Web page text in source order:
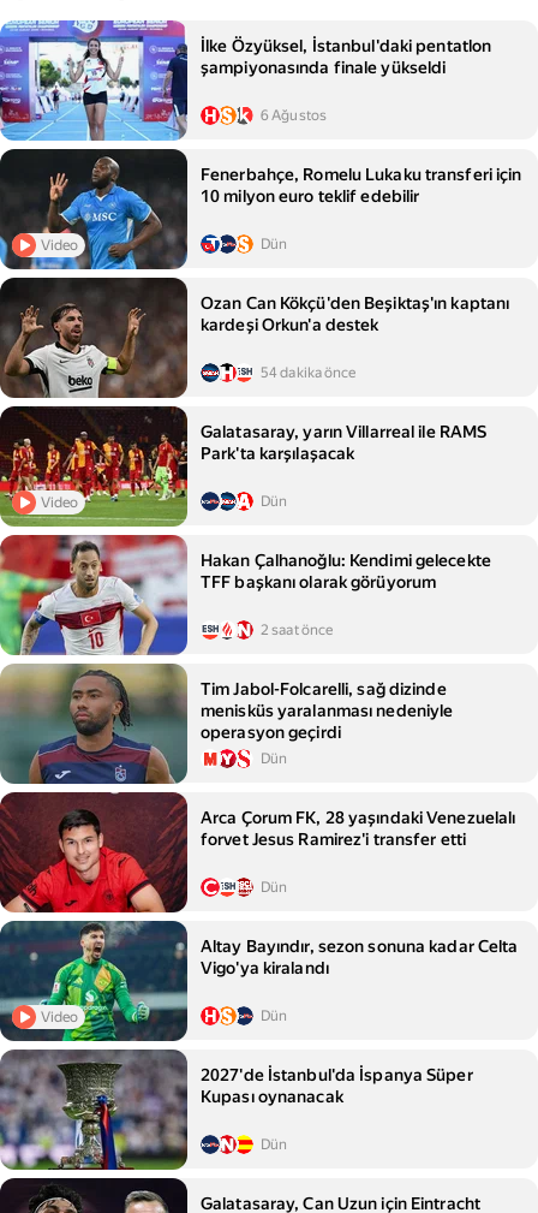
İlke Özyüksel, İstanbul'daki pentatlon
şampiyonasında finale yükseldi
6 Ağustos
Video
Fenerbahçe, Romelu Lukaku transferi için
10 milyon euro teklif edebilir
Dün
Ozan Can Kökçü'den Beşiktaş'ın kaptanı
kardeşi Orkun'a destek
54 dakika önce
Video
Galatasaray, yarın Villarreal ile RAMS
Park'ta karşılaşacak
Dün
Hakan Çalhanoğlu: Kendimi gelecekte
TFF başkanı olarak görüyorum
2 saat önce
Tim Jabol-Folcarelli, sağ dizinde
menisküs yaralanması nedeniyle
operasyon geçirdi
Dün
Arca Çorum FK, 28 yaşındaki Venezuelalı
forvet Jesus Ramirez'i transfer etti
Dün
Video
Altay Bayındır, sezon sonuna kadar Celta
Vigo'ya kiralandı
Dün
2027'de İstanbul'da İspanya Süper
Kupası oynanacak
Dün
Galatasaray, Can Uzun için Eintracht